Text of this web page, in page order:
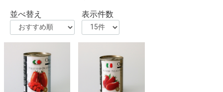
並べ替え
表示件数